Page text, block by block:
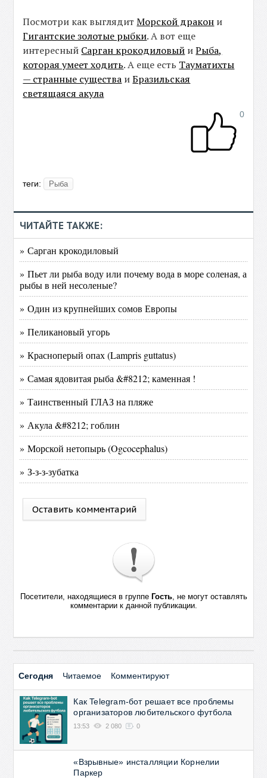
Посмотри как выглядитМорской дракон и
Гигантские золотые рыбки. А вот еще
интересный Сарган крокодиловый иРыба,
которая умеет ходить. А еще есть Тауматихты
— странные существа иБразильская
светящаяся акула
0
теги: Рыба
ЧИТАЙТЕ ТАКЖЕ:
» Сарган крокодиловый
» Пьет ли рыба воду или почему вода в море соленая, а
рыбы в ней несоленые?
» Один из крупнейших сомов Европы
» Пеликановый угорь
» Красноперый опах (Lampris guttatus)
» Самая ядовитая рыба &#8212; каменная !
» Таинственный ГЛАЗ на пляже
» Акула &#8212; гоблин
» Морской нетопырь (Ogcocephalus)
» З-з-з-зубатка
Оставить комментарий
Посетители, находящиеся в группе Гость, не могут оставлять
комментарии к данной публикации.
Сегодня Читаемое Комментируют
Как Telegram-бот решает все проблемы
организаторов любительского футбола
13:53 2 080 0
«Взрывные» инсталляции Корнелии
Паркер